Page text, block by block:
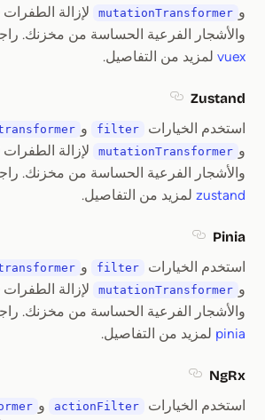
و mutationTransformer
والأشجار الفرعية الحساسة من مخزنك.
vuex لمزيد من التفاصيل.
Zustand
استخدم الخيارات
filter و
و mutationTransformer
والأشجار الفرعية الحساسة من مخزنك.
zustand لمزيد من التفاصيل.
Pinia
استخدم الخيارات
filter و
و mutationTransformer
والأشجار الفرعية الحساسة من مخزنك.
pinia لمزيد من التفاصيل.
NgRx
استخدم الخيارات
actionFilter و